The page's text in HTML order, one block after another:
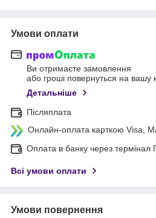
Умови оплати
Ви отримаєте замовлення
або гроші повернуться на вашу
Детальніше
Післяплата
Онлайн-оплата карткою Visa,
Оплата в банку через термінал
Всі умови оплати
Умови повернення